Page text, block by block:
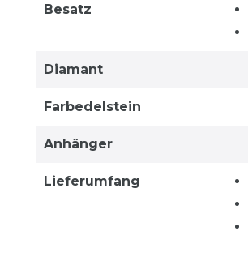
Besatz
Diamant
Farbedelstein
Anhänger
Lieferumfang